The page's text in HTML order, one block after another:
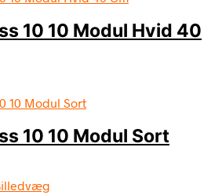
10 10 Modul Hvid 40
10 10 Modul Sort